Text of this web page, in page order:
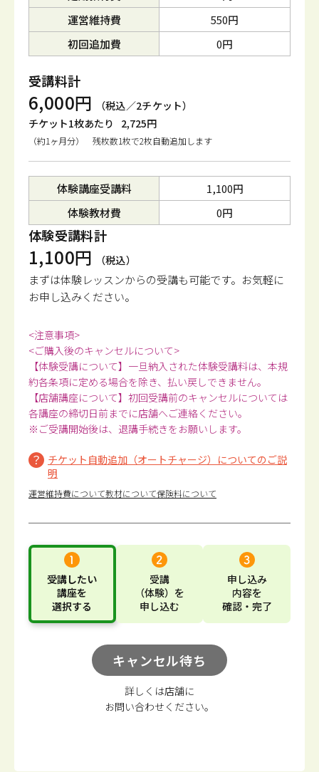
運営維持費
550円
初回追加費
0円
受講料計
6,000円
（税込／2チケット）
チケット1枚あたり
2,725円
（約1ヶ月分） 残枚数1枚で2枚自動追加します
体験講座受講料
1,100円
体験教材費
0円
体験受講料計
1,100円 （税込）
まずは体験レッスンからの受講も可能です。 お気軽に
お申し込みください。
<注意事項>
<ご購入後のキャンセルについて>
【体験受講について】一旦納入された体験受講料は、本規
約各条項に定める場合を除き、払い戻しできません。
【店舗講座について】初回受講前のキャンセルについては
各講座の締切日前までに店舗へご連絡ください。
※ご受講開始後は、退講手続きをお願いします。
チケット自動追加（オートチャージ）についてのご説
明
運営維持費について教材について保険料について
受講したい
講座を
選択する
受講
（体験） を
申し込む
申し込み
内容を
確認・完了
キャンセル待ち
詳しくは店舗に
お問い合わせください。